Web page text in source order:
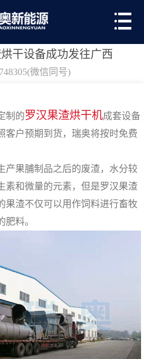
烘干设备成功发往广西
微信同号)
制的罗汉果渣烘干机成套设备
客户预期到货，瑞奥将按时免费
果脯制品之后的废渣，水分较
素和微量的元素，但是罗汉果渣
果渣不仅可以用作饲料进行畜牧
料。